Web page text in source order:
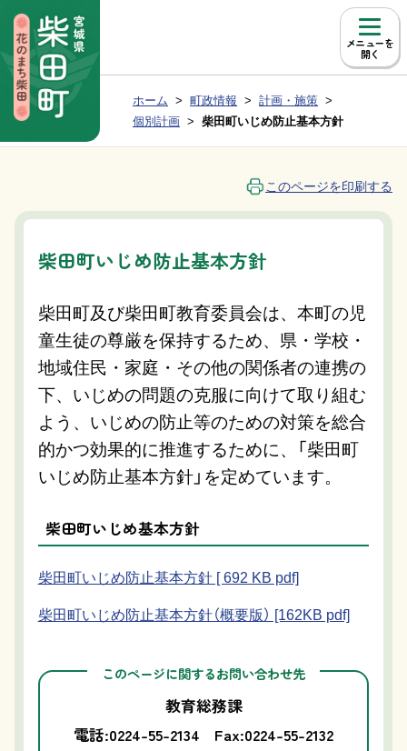
メニュー
Group NAV BreadCrumb
現在位置：
ホーム 町政情報
計画・施策
個別計画
柴田町いじめ防止基本方針
このページを印刷する
柴田町いじめ防止基本方針
柴田町及び柴田町教育委員会は、本町の児
童生徒の尊厳を保持するため、県・学校・
地域住民・家庭・その他の関係者の連携の
下、いじめの問題の克服に向けて取り組む
よう、いじめの防止等のための対策を総合
的かつ効果的に推進するために、「柴田町
いじめ防止基本方針」を定めています。
柴田町いじめ基本方針
柴田町いじめ防止基本方針 [ 692 KB pdf]
柴田町いじめ防止基本方針（概要版） [162KB pdf]
このページに関するお問い合わせ先
教育総務課
電話:0224-55-2134
Fax:0224-55-2132